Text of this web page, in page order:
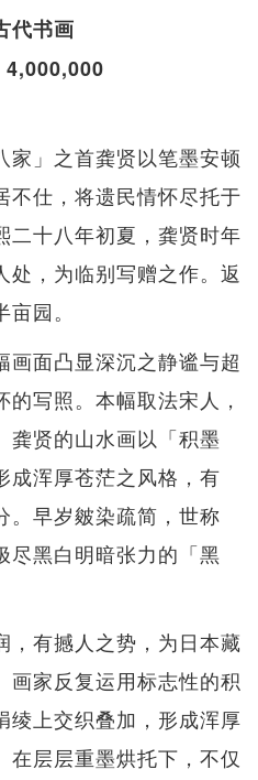
代书画
家」之首龚贤以笔墨安顿
不仕，将遗民情怀尽托于
二十八年初夏，龚贤时年
处，为临别写赠之作。返
园。
画面凸显深沉之静谧与超
写照。本幅取法宋人，
龚贤的山水画以「积墨
成浑厚苍茫之风格，有
。早岁皴染疏简，世称
尽黑白明暗张力的「黑
，有撼人之势，为日本藏
画家反复运用标志性的积
绫上交织叠加，形成浑厚
在层层重墨烘托下，不仅